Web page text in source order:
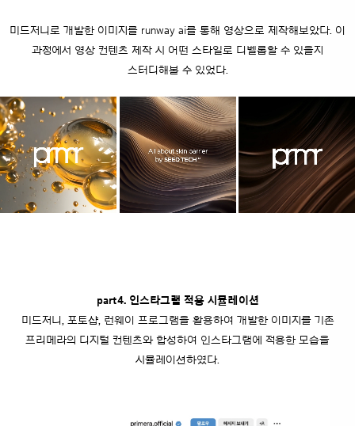
미드저니로 개발한 이미지를 runway ai를 통해 영상으로 제작해보았다. 이
과정에서 영상 컨텐츠 제작 시 어떤 스타일로 디벨롭할 수 있을지
스터디해볼 수 있었다.
part4. 인스타그램 적용 시뮬레이션
미드저니, 포토샵, 런웨이 프로그램을 활용하여 개발한 이미지를기존
프리메라의 디지털 컨텐츠와 합성하여 인스타그램에 적용한 모습을
시뮬레이션하였다.